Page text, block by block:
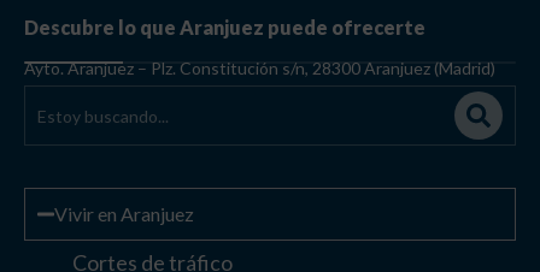
Descubre lo que Aranjuez puede ofrecerte
Ayto. Aranjuez – Plz. Constitución s/n, 28300 Aranjuez (Madrid)
Vivir en Aranjuez
Cortes de tráfico